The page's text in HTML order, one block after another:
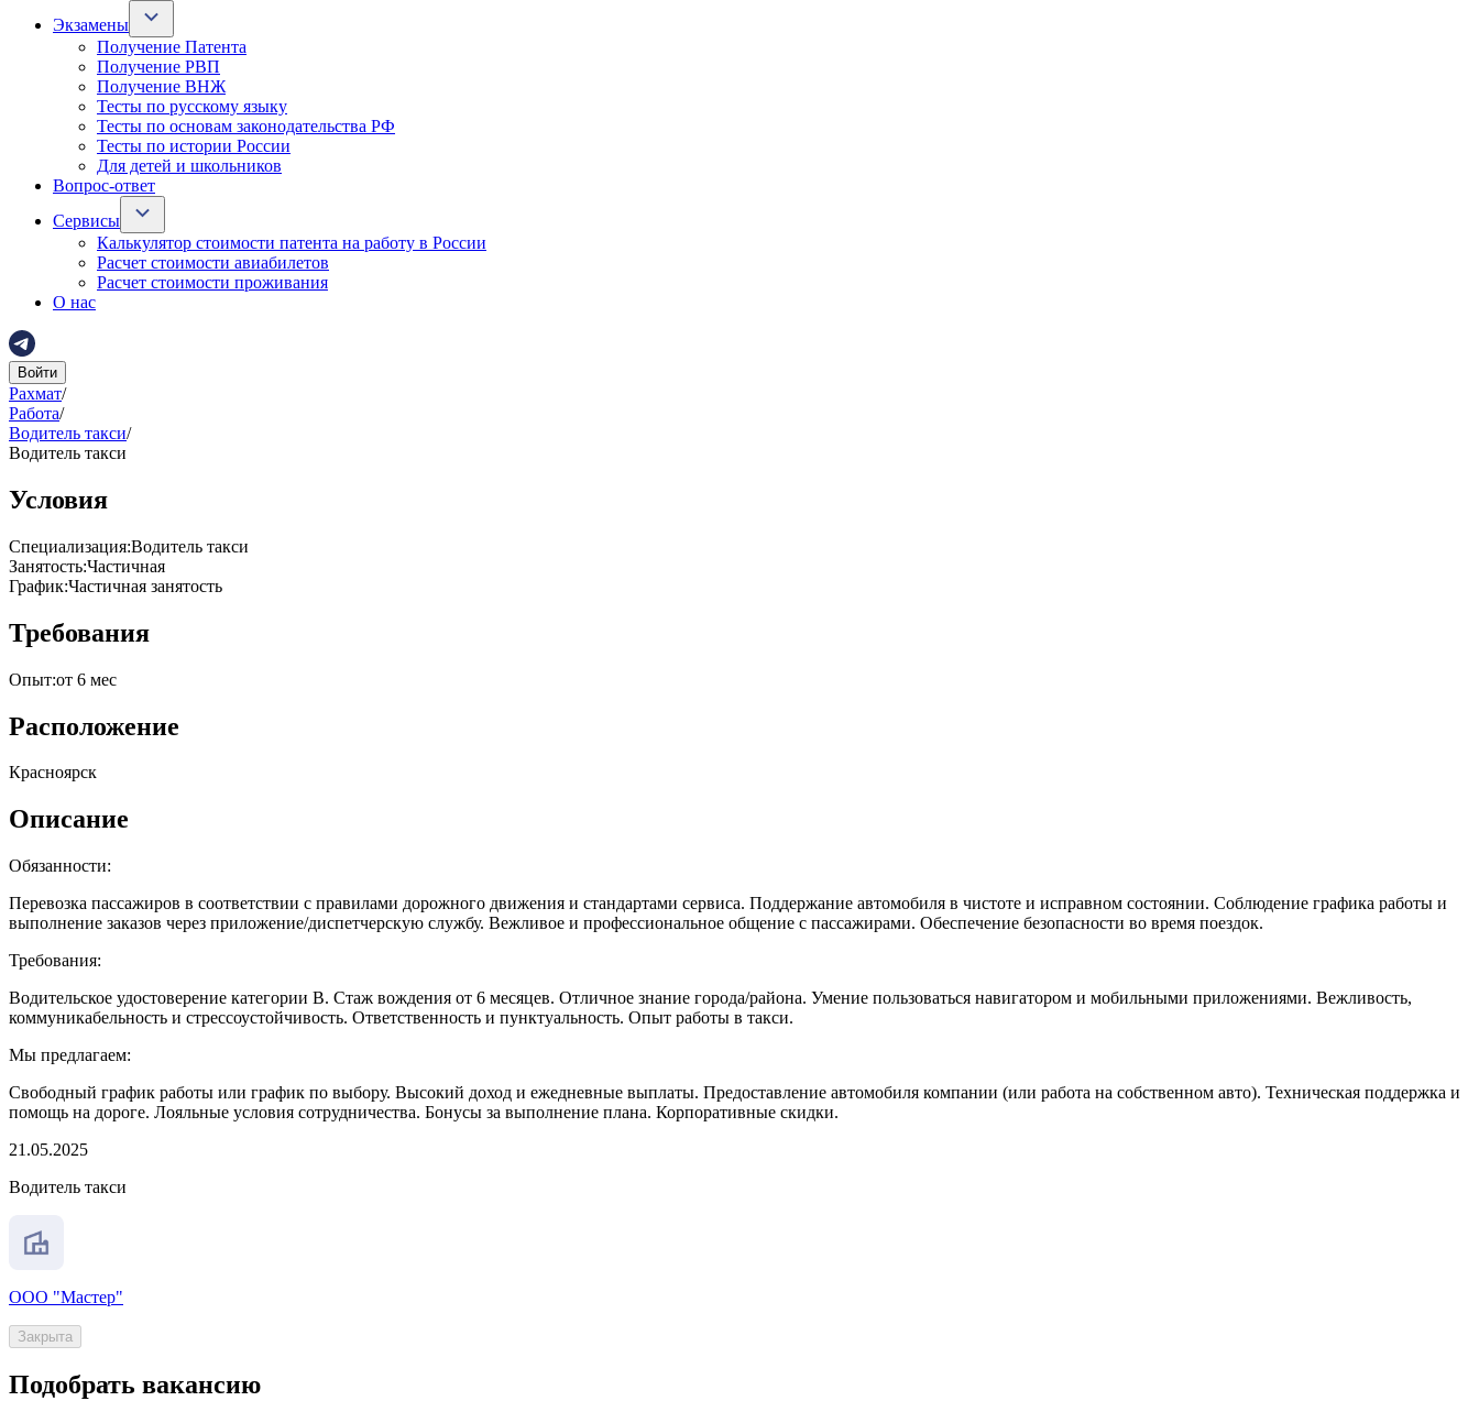
Экзамены
Получение Патента
Получение РВП
Получение ВНЖ
Тесты по русскому языку
Тесты по основам законодательства РФ
Тесты по истории России
Для детей и школьников
Вопрос-ответ
Сервисы
Калькулятор стоимости патента на работу в России
Расчет стоимости авиабилетов
Расчет стоимости проживания
О нас
Войти
Рахмат/
Работа/
Водитель такси/
Водитель такси
Условия
Специализация:Водитель такси
Занятость:Частичная
График:Частичная занятость
Требования
Опыт:от 6 мес
Расположение
Красноярск
Описание
Обязанности:
Перевозка пассажиров в соответствии с правилами дорожного движения и стандартами сервиса. Поддержание автомобиля в чистоте и исправном состоянии. Соблюдение графика работы и
выполнение заказов через приложение/диспетчерскую службу. Вежливое и профессиональное общение с пассажирами. Обеспечение безопасности во время поездок.
Требования:
Водительское удостоверение категории B. Стаж вождения от 6 месяцев. Отличное знание города/района. Умение пользоваться навигатором и мобильными приложениями. Вежливость,
коммуникабельность и стрессоустойчивость. Ответственность и пунктуальность. Опыт работы в такси.
Мы предлагаем:
Свободный график работы или график по выбору. Высокий доход и ежедневные выплаты. Предоставление автомобиля компании (или работа на собственном авто). Техническая поддержка и
помощь на дороге. Лояльные условия сотрудничества. Бонусы за выполнение плана. Корпоративные скидки.
21.05.2025
Водитель такси
ООО "Мастер"
Закрыта
Подобрать вакансию